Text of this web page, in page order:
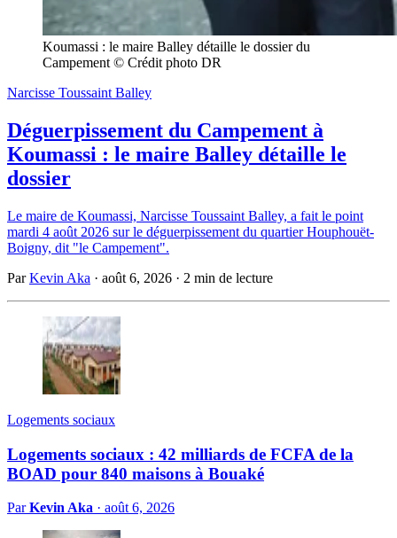
Koumassi : le maire Balley détaille le dossier du
Campement © Crédit photo DR
Narcisse Toussaint Balley
Déguerpissement du Campement à
Koumassi : le maire Balley détaille le
dossier
Le maire de Koumassi, Narcisse Toussaint Balley, a fait le point
mardi 4 août 2026 sur le déguerpissement du quartier Houphouët-
Boigny, dit "le Campement".
ParKevin Aka · août 6, 2026 · 2 min de lecture
Logements sociaux
Logements sociaux : 42 milliards de FCFA de la
BOAD pour 840 maisons à Bouaké
ParKevin Aka · août 6, 2026